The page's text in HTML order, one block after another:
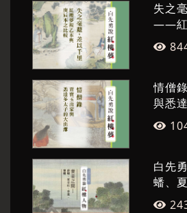
失之
——紅
辰本
情僧
與悉
白先
蟠、
蟾